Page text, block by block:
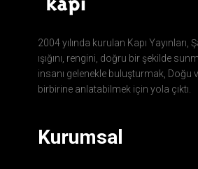
2004 yılında kurulan Kapı Yayınları,
ışığını, rengini, doğru bir şekilde
insanı gelenekle buluşturmak, Doğu
birbirine anlatabilmek için yola çıktı.
Kurumsal